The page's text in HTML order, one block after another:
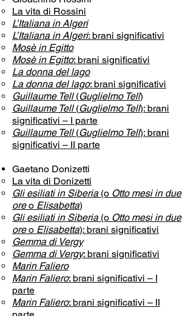
La vita di Rossini
L’Italiana in Algeri
L’Italiana in Algeri: brani significativi
Mosè in Egitto
Mosè in Egitto: brani significativi
La donna del lago
La donna del lago: brani significativi
Guillaume Tell(Guglielmo Tell)
Guillaume Tell(Guglielmo Tell): brani
significativi – I parte
Guillaume Tell(Guglielmo Tell): brani
significativi – II parte
Gaetano Donizetti
La vita di Donizetti
Gli esiliati in Siberia(o Otto mesi in due
oreo Elisabetta)
Gli esiliati in Siberia(o Otto mesi in due
oreo Elisabetta): brani significativi
Gemma di Vergy
Gemma di Vergy: brani significativi
Marin Faliero
Marin Faliero: brani significativi – I
parte
Marin Faliero: brani significativi – II